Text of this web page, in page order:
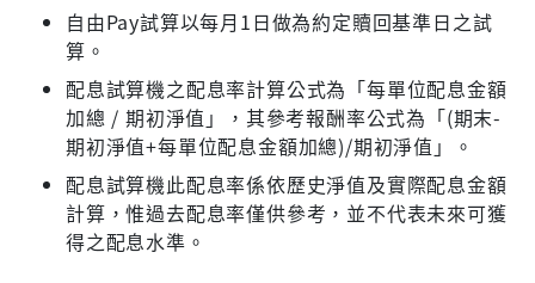
自由Pay試算以每月1日做為約定贖回基準日之試
算。
配息試算機之配息率計算公式為「每單位配息金額
加總 / 期初淨值」，其參考報酬率公式為「(期末-
期初淨值+每單位配息金額加總)/期初淨值」。
配息試算機此配息率係依歷史淨值及實際配息金額
計算，惟過去配息率僅供參考，並不代表未來可獲
得之配息水準。